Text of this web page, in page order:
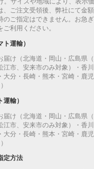
。サイズや地域により、表示
、ご注文受領後、弊社にて金
のご指定はできません。お急
ご利用ください。
運輸）
届け（北海道・岡山・広島県
江市、安来市のみ対象）・香
大分・長崎・熊本・宮崎・鹿
輸）
届け（北海道・岡山・広島県
江市、安来市のみ対象）・香
大分・長崎・熊本・宮崎・鹿
定方法